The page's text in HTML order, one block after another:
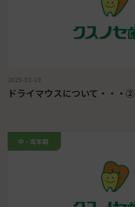
2025-03-19
ドライマウスについて・・・②
中・高年期